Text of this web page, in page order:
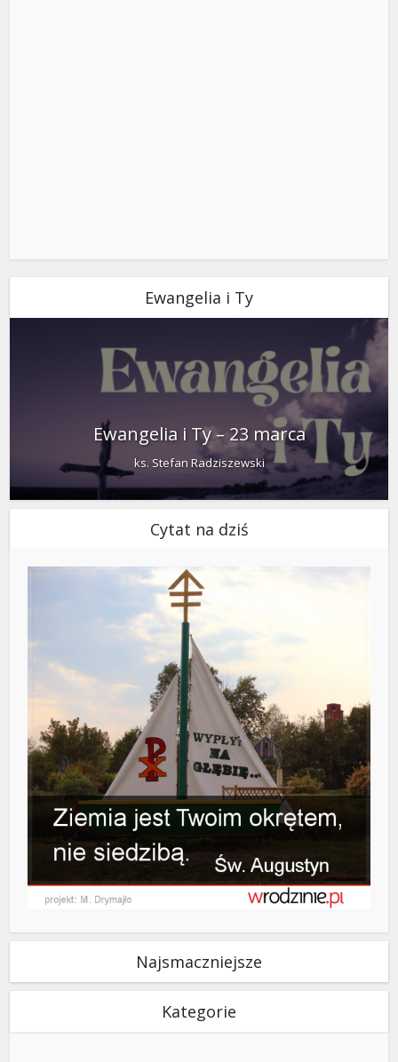
Ewangelia i Ty
Ewangelia i Ty – 23 marca
ks. Stefan Radziszewski
Cytat na dziś
Najsmaczniejsze
Kategorie